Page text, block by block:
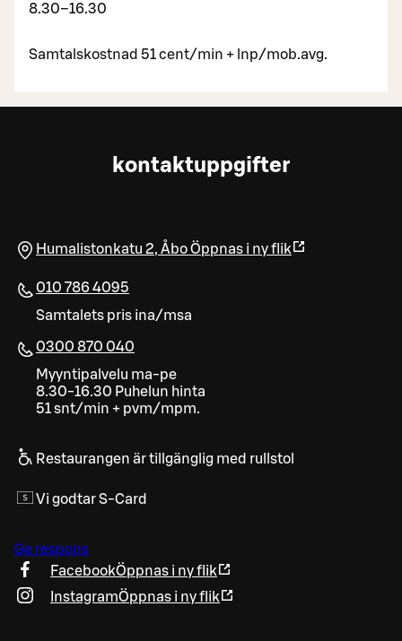
8.30–16.30
Samtalskostnad 51 cent/min + lnp/mob.avg.
kontaktuppgifter
Humalistonkatu 2, ÅboÖppnas i ny flik
010 786 4095
Samtalets pris ina/msa
0300 870 040
Myyntipalvelu ma-pe
8.30-16.30 Puhelun hinta
51 snt/min + pvm/mpm.
Restaurangen är tillgänglig med rullstol
Vi godtar S-Card
Ge respons
FacebookÖppnas i ny flik
InstagramÖppnas i ny flik